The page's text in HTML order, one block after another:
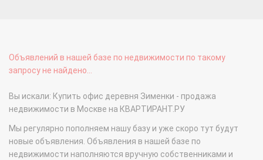
Объявлений в нашей базе по недвижимости по такому
запросу не найдено...
Вы искали: Купить офис деревня Зименки - продажа
недвижимости в Москве на КВАРТИРАНТ.РУ
Мы регулярно пополняем нашу базу и уже скоро тут будут
новые объявления. Объявления в нашей базе по
недвижимости наполняются вручную собственниками и